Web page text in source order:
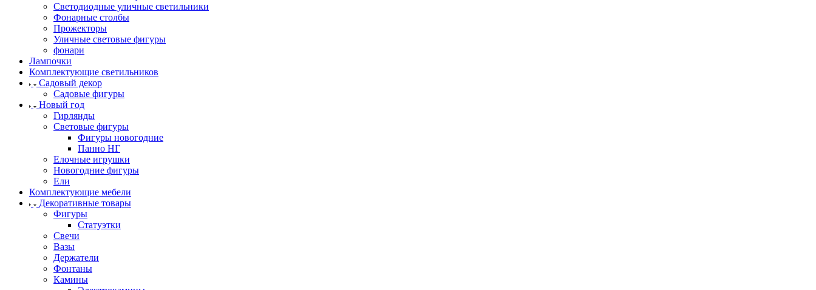
Светодиодные уличные светильники
Фонарные столбы
Прожекторы
Уличные световые фигуры
фонари
Лампочки
Комплектующие светильников
Садовый декор
Садовые фигуры
Новый год
Гирлянды
Световые фигуры
Фигуры новогодние
Панно НГ
Елочные игрушки
Новогодние фигуры
Ели
Комплектующие мебели
Декоративные товары
Фигуры
Статуэтки
Свечи
Вазы
Держатели
Фонтаны
Камины